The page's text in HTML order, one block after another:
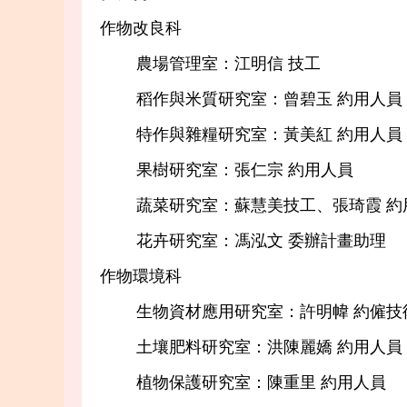
作物改良科
農場管理室：江明信 技工
稻作與米質研究室：曾碧玉 約用人員
特作與雜糧研究室：黃美紅 約用人員
果樹研究室：張仁宗 約用人員
蔬菜研究室：蘇慧美技工、張琦霞 約
花卉研究室：馮泓文 委辦計畫助理
作物環境科
生物資材應用研究室：許明幃 約僱技
土壤肥料研究室：洪陳麗嬌 約用人員
植物保護研究室：陳重里 約用人員